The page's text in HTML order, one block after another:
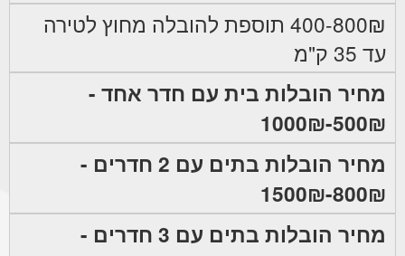
400-800₪ תוספת להובלה מחוץ לטירה
עד 35 ק"מ
מחיר הובלות בית עם חדר אחד -
500₪-1000₪
מחיר הובלות בתים עם 2 חדרים -
800₪-1500₪
מחיר הובלות בתים עם 3 חדרים -